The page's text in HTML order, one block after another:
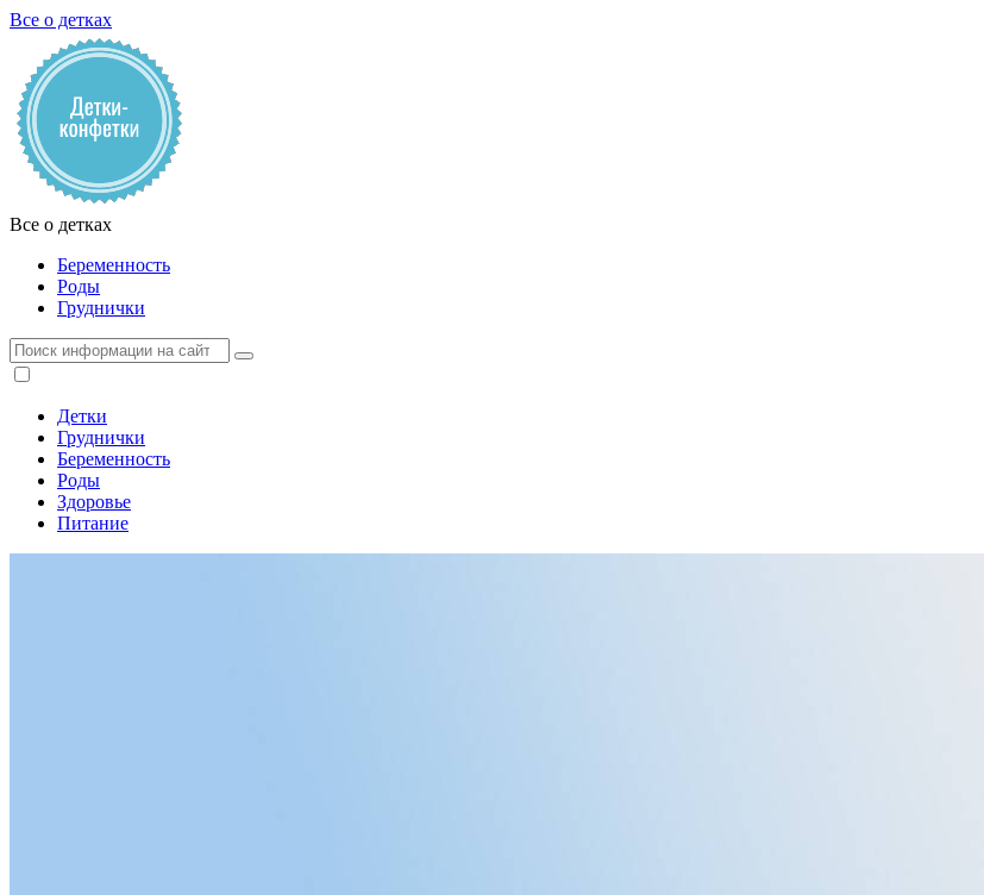
Все о детках
Все о детках
Беременность
Роды
Груднички
Детки
Груднички
Беременность
Роды
Здоровье
Питание